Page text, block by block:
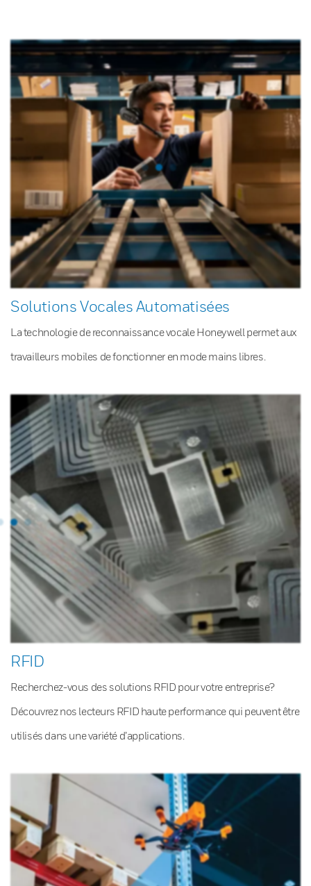
Solutions Vocales Automatisées
La technologie de reconnaissance vocale Honeywell permet aux
travailleurs mobiles de fonctionner en mode mains libres.
RFID
Recherchez-vous des solutions RFID pour votre entreprise?
Découvrez nos lecteurs RFID haute performance qui peuvent être
utilisés dans une variété d’applications.